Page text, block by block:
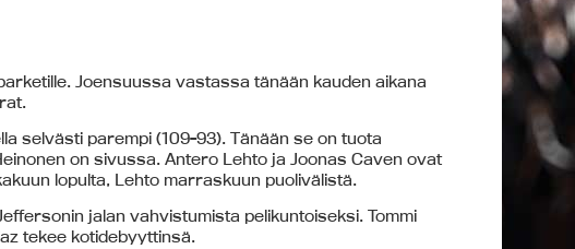
Joensuussa vastassa tänään kauden aikana
selvästi parempi (109-93). Tänään se on tuota
on sivussa. Antero Lehto ja Joonas Caven ovat
lopulta, Lehto marraskuun puolivälistä.
jalan vahvistumista pelikuntoiseksi. Tommi
tekee kotidebyyttinsä.